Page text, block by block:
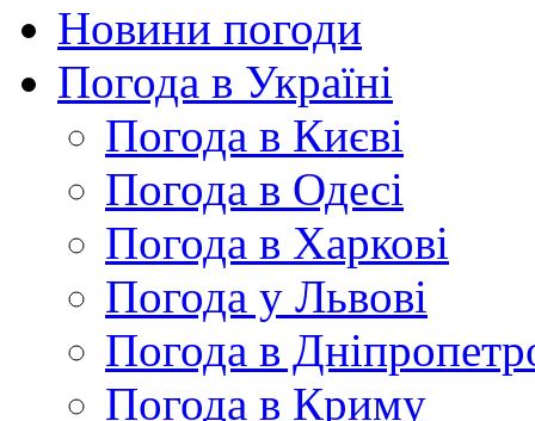
Новини погоди
Погода в Україні
Погода в Києві
Погода в Одесі
Погода в Харкові
Погода у Львові
Погода в
Погода в Криму